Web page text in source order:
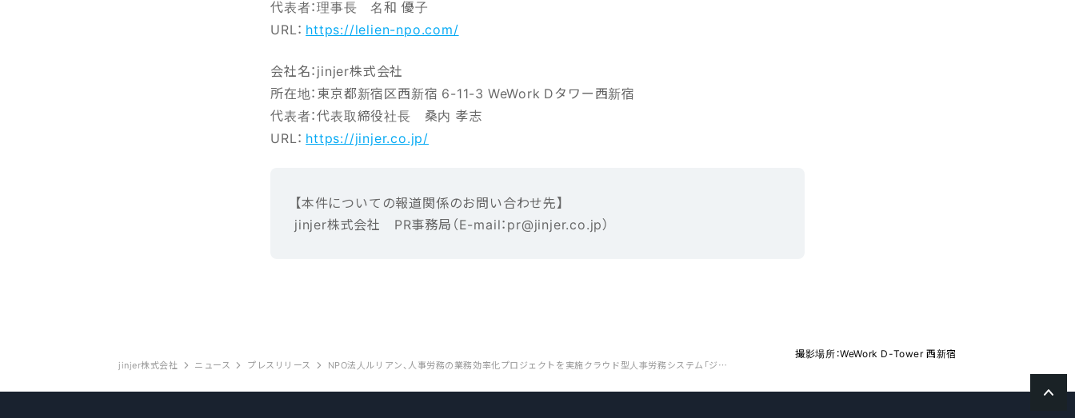
代表者：理事長 名和 優子
URL： https://lelien-npo.com/
会社名：jinjer株式会社
所在地：東京都新宿区西新宿 6-11-3 WeWork Dタワー西新宿
代表者：代表取締役社長 桑内 孝志
URL： https://jinjer.co.jp/
【本‌件‌に‌つ‌い‌ての報‌道‌関‌係‌の‌お‌問‌い‌合‌わ‌せ先】‌ ‌
jinjer株式会社 ‌PR事務局（E-mail‌：‌pr@jinjer.co.jp）
jinjer株式会社 ニュース プレスリリース NPO法人ルリアン、人事労務の業務効率化プロジェクトを実施クラウド型人事労務システム「ジンジャー」で、年間2,000分の業務時間削減を目指す
撮影場所：WeWork D-Tower 西新宿